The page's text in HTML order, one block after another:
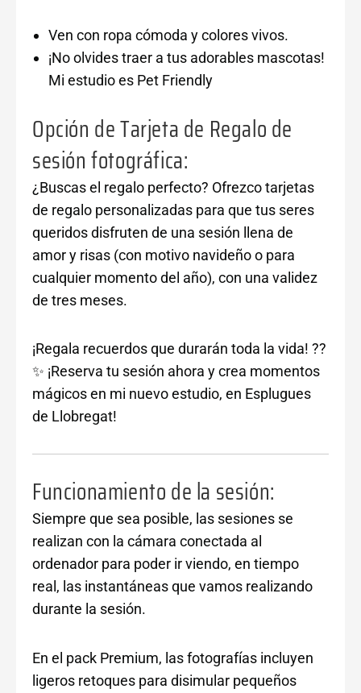
Ven con ropa cómoda y colores vivos.
¡No olvides traer a tus adorables mascotas!
Mi estudio es Pet Friendly
Opción de Tarjeta de Regalo de
sesión fotográfica:
¿Buscas el regalo perfecto? Ofrezco tarjetas
de regalo personalizadas para que tus seres
queridos disfruten de una sesión llena de
amor y risas (con motivo navideño o para
cualquier momento del año), con una validez
de tres meses.
¡Regala recuerdos que durarán toda la vida! ??
✨ ¡Reserva tu sesión ahora y crea momentos
mágicos en mi nuevo estudio, en Esplugues
de Llobregat!
Funcionamiento de la sesión:
Siempre que sea posible, las sesiones se
realizan con la cámara conectada al
ordenador para poder ir viendo, en tiempo
real, las instantáneas que vamos realizando
durante la sesión.
En el pack Premium, las fotografías incluyen
ligeros retoques para disimular pequeños